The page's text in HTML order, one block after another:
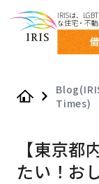
IRISは、
な住宅・不
Times)
【東京
たい！お